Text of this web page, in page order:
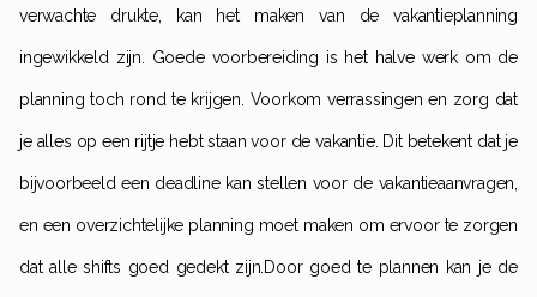
verwachte drukte, kan het maken van de vakantieplanning
ingewikkeld zijn. Goede voorbereiding is het halve werk om de
planning toch rond te krijgen. Voorkom verrassingen en zorg dat
je alles op een rijtje hebt staan voor de vakantie. Dit betekent dat je
bijvoorbeeld een deadline kan stellen voor de vakantieaanvragen,
en een overzichtelijke planning moet maken om ervoor te zorgen
dat alle shifts goed gedekt zijn.Door goed te plannen kan je de